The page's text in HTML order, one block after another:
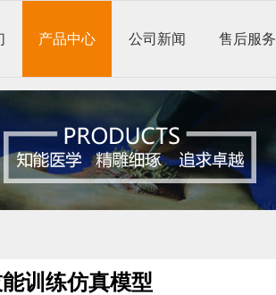
产品中心 公司新闻 售后服务
训练仿真模型